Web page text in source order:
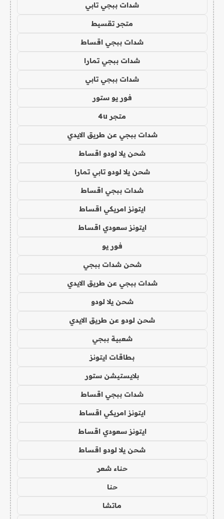
شدات ببجي تابي
متجر تقسيط
شدات ببجي اقساط
شدات ببجي تمارا
شدات ببجي تابي
فور يو ستور
متجر 4u
شدات ببجي عن طريق الايدي
شحن يلا لودو اقساط
شحن يلا لودو تابي تمارا
شدات ببجي اقساط
ايتونز امريكي اقساط
ايتونز سعودي اقساط
فور يو
شحن شدات ببجي
شدات ببجي عن طريق الايدي
شحن يلا لودو
شحن لودو عن طريق الايدي
شعبية ببجي
بطاقات ايتونز
بلايستيشن ستور
شدات ببجي اقساط
ايتونز امريكي اقساط
ايتونز سعودي اقساط
شحن يلا لودو اقساط
حناء شعر
حنا
ماتشا